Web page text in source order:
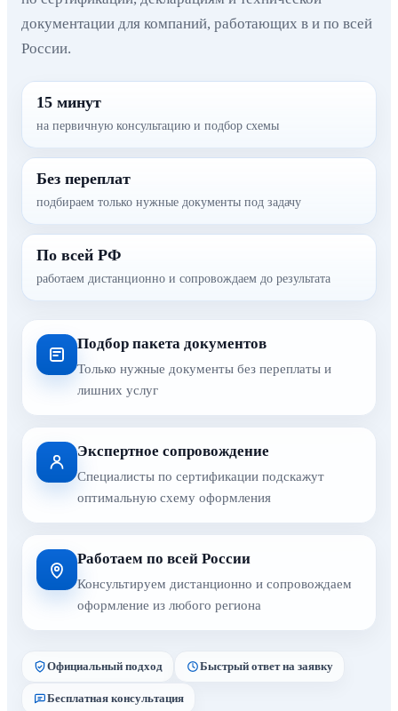
документации для компаний, работающих в и по всей
России.
15 минут
на первичную консультацию и подбор схемы
Без переплат
подбираем только нужные документы под задачу
По всей РФ
работаем дистанционно и сопровождаем до результата
Подбор пакета документов
Только нужные документы без переплаты и
лишних услуг
Экспертное сопровождение
Специалисты по сертификации подскажут
оптимальную схему оформления
Работаем по всей России
Консультируем дистанционно и сопровождаем
оформление из любого региона
Официальный подход Быстрый ответ на заявку
Бесплатная консультация